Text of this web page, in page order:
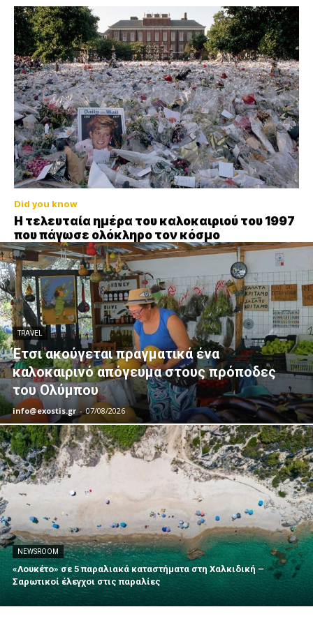
Did you know
Η τελευταία ημέρα του καλοκαιριού του 1997
που πάγωσε ολόκληρο τον κόσμο
TRAVEL
Έτσι ακούγεται πραγματικά ένα
καλοκαιρινό απόγευμα στους πρόποδες
του Ολύμπου
info@exostis.gr - 07/08/2026
NEWSROOM
«Λουκέτο» σε 5 παραλιακά καταστήματα στη Χαλκιδική –
Σαρωτικοί έλεγχοι στις παραλίες